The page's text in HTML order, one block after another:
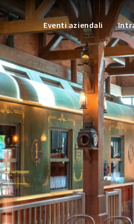
Eventi aziendali